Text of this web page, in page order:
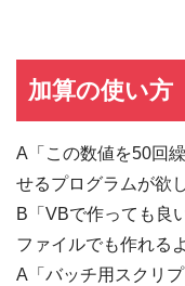
加算の使い方
A「この数値を50回
せるプログラムが欲
B「VBで作っても良
ファイルでも作れる
A「バッチ用スクリ